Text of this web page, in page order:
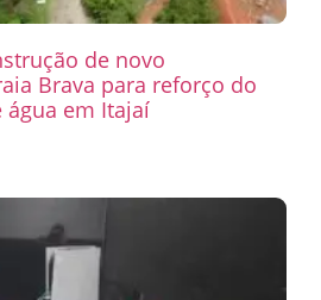
de novo
Brava para reforço do
água em Itajaí